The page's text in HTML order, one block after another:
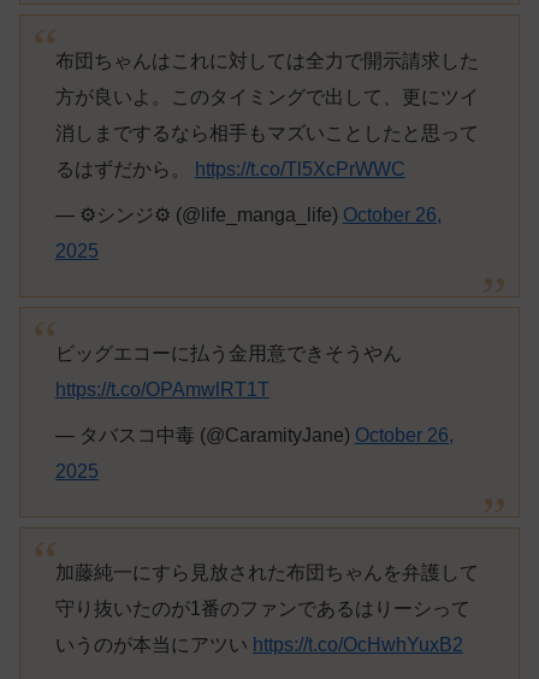
布団ちゃんはこれに対しては全力で開示請求した
方が良いよ。このタイミングで出して、更にツイ
消しまでするなら相手もマズいことしたと思って
るはずだから。
https://t.co/Tl5XcPrWWC
— ⚙️シンジ⚙️ (@life_manga_life) October 26,
2025
ビッグエコーに払う金用意できそうやん
https://t.co/OPAmwlRT1T
— タバスコ中毒 (@CaramityJane) October 26,
2025
加藤純一にすら見放された布団ちゃんを弁護して
守り抜いたのが1番のファンであるはりーシって
いうのが本当にアツい https://t.co/OcHwhYuxB2